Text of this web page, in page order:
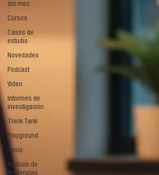
del mes
Cursos
Casos de
estudio
Novedades
Podcast
Video
Informes de
investigación
Think Tank
Playground
Tesis
Análisis de
tendencias